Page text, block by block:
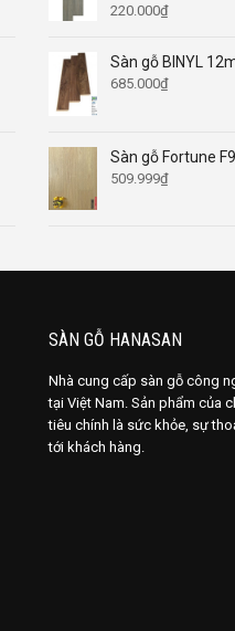
220.000₫
Sàn gỗ BINYL
685.000₫
Sàn gỗ Fortune
509.999₫
SÀN GỖ HANASAN
Nhà cung cấp sàn gỗ công
tại Việt Nam. Sản phẩm của
tiêu chính là sức khỏe, sự
tới khách hàng.